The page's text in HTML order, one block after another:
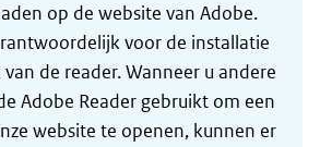
op de website van Adobe.
voor de installatie
de reader. Wanneer u andere
Adobe Reader gebruikt om een
website te openen, kunnen er